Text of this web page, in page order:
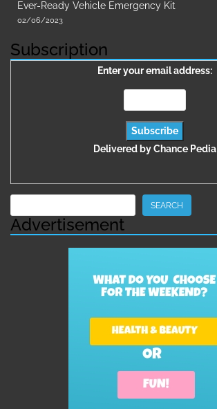
Ever-Ready Vehicle Emergency Kit
02/06/2023
Subscription
Enter your email address:
Delivered byChance Pedia
SEARCH
Advertisement